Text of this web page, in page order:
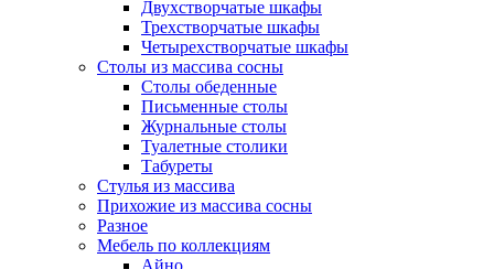
Двухстворчатые шкафы
Трехстворчатые шкафы
Четырехстворчатые шкафы
Столы из массива сосны
Столы обеденные
Письменные столы
Журнальные столы
Туалетные столики
Табуреты
Стулья из массива
Прихожие из массива сосны
Разное
Мебель по коллекциям